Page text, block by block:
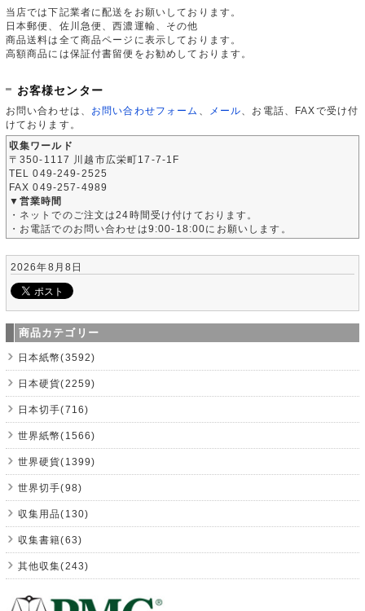
当店では下記業者に配送をお願いしております。
日本郵便、佐川急便、西濃運輸、その他
商品送料は全て商品ページに表示しております。
高額商品には保証付書留便をお勧めしております。
お客様センター
お問い合わせは、 お問い合わせフォーム メール 、お電話、FAXで受け付
けております。
収集ワールド
〒350-1117 川越市広栄町17-7-1F
TEL 049-249-2525
FAX 049-257-4989
▼営業時間
・ネットでのご注文は24時間受け付けております。
・お電話でのお問い合わせは9:00-18:00にお願いします。
2026年8月8日
商品カテゴリー
日本紙幣(3592)
日本硬貨(2259)
日本切手(716)
世界紙幣(1566)
世界硬貨(1399)
世界切手(98)
収集用品(130)
収集書籍(63)
其他収集(243)